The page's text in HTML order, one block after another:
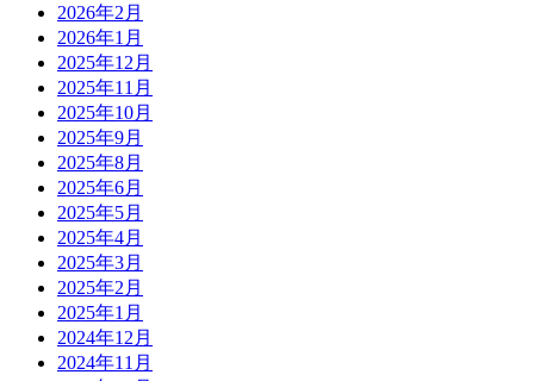
2026年2月
2026年1月
2025年12月
2025年11月
2025年10月
2025年9月
2025年8月
2025年6月
2025年5月
2025年4月
2025年3月
2025年2月
2025年1月
2024年12月
2024年11月